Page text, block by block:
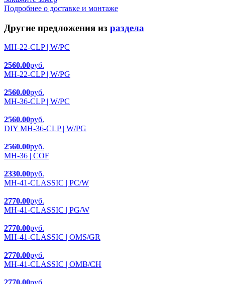
Подробнее о доставке и монтаже
Другие предложения из раздела
MH-22-CLP | W/PC
2560.00руб.
MH-22-CLP | W/PG
2560.00руб.
MH-36-CLP | W/PC
2560.00руб.
DIY MH-36-CLP | W/PG
2560.00руб.
MH-36 | COF
2330.00руб.
MH-41-CLASSIC | PC/W
2770.00руб.
MH-41-CLASSIC | PG/W
2770.00руб.
MH-41-CLASSIC | OMS/GR
2770.00руб.
MH-41-CLASSIC | OMB/CH